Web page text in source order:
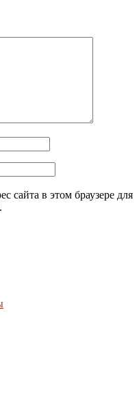
сайта в этом браузере для